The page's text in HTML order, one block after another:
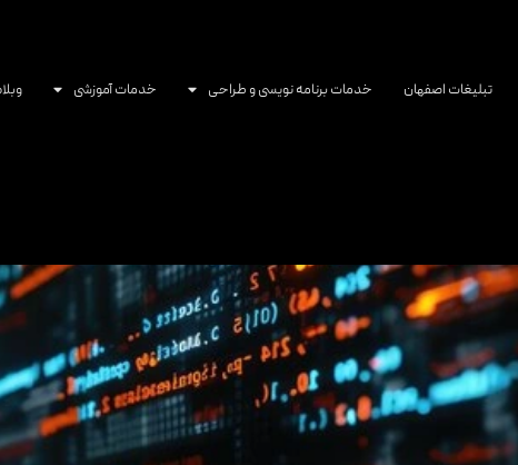
تبلیغات اصفهان خدمات برنامه نویسی و طراحی خدمات آموزشی